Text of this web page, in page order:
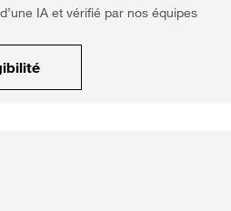
IA et vérifié par nos équipes